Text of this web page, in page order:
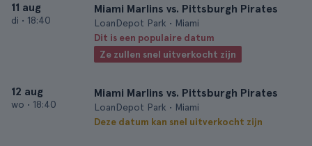
11 aug
di • 18:40
Miami Marlins vs. Pittsburgh Pirates
LoanDepot Park • Miami
Dit is een populaire datum
Ze zullen snel uitverkocht zijn
12 aug
wo • 18:40
Miami Marlins vs. Pittsburgh Pirates
LoanDepot Park • Miami
Deze datum kan snel uitverkocht zijn